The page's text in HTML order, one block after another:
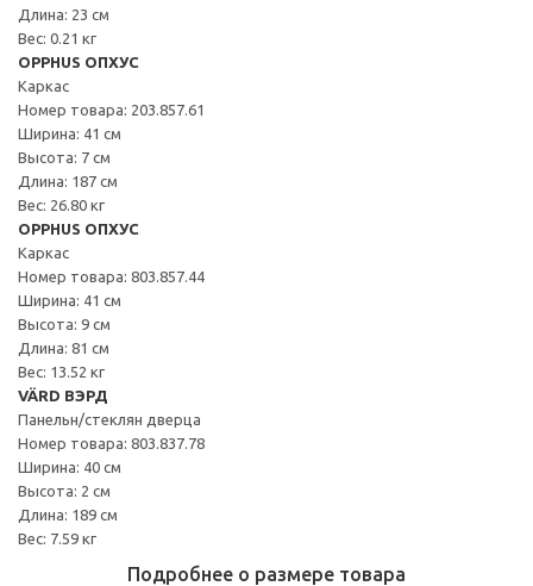
Длина: 23 см
Вес: 0.21 кг
OPPHUS ОПХУС
Каркас
Номер товара: 203.857.61
Ширина: 41 см
Высота: 7 см
Длина: 187 см
Вес: 26.80 кг
OPPHUS ОПХУС
Каркас
Номер товара: 803.857.44
Ширина: 41 см
Высота: 9 см
Длина: 81 см
Вес: 13.52 кг
VÄRD ВЭРД
Панельн/стеклян дверца
Номер товара: 803.837.78
Ширина: 40 см
Высота: 2 см
Длина: 189 см
Вес: 7.59 кг
Подробнее о размере товара